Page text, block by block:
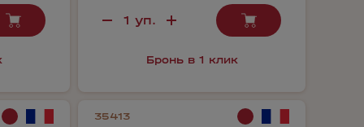
Бронь в 1 клик
35413